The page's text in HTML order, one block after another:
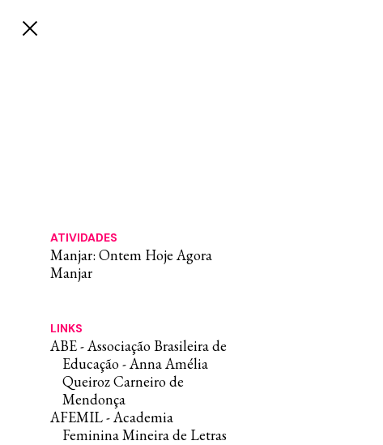
ATIVIDADES
Manjar: Ontem Hoje Agora
Manjar
LINKS
ABE - Associação Brasileira de
Educação - Anna Amélia
Queiroz Carneiro de
Mendonça
AFEMIL - Academia
Feminina Mineira de Letras